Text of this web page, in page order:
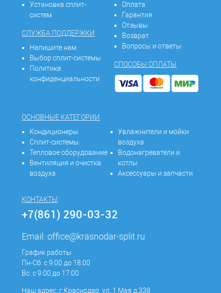
Установка сплит-
систем
СЛУЖБА ПОДДЕРЖКИ
Напишите нам
Выбор сплит-системы
Политика
конфиденциальности
Оплата
Гарантия
Отзывы
Возврат
Вопросы и ответы
СПОСОБЫ ОПЛАТЫ
ОСНОВНЫЕ КАТЕГОРИИ
Кондиционеры
Сплит-системы
Тепловое оборудование
Вентиляция и очистка
воздуха
Увлажнители и мойки
воздуха
Водонагреватели и
котлы
Аксессуары и запчасти
КОНТАКТЫ
+7(861) 290-03-32
Email:office@krasnodar-split.ru
График работы
Пн-Сб: с 9:00 до 18:00
Вс: с 9:00 до 17:00
Наш адрес: г.Краснодар, ул. 1 Мая д.338